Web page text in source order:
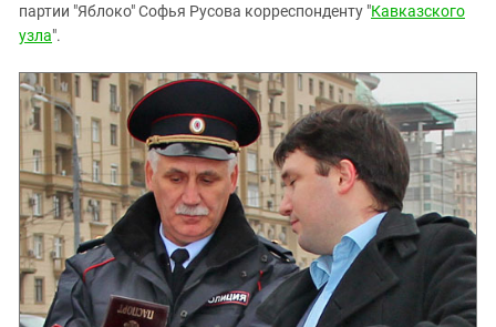
партии "Яблоко" Софья Русова корреспонденту "Кавказского
узла".